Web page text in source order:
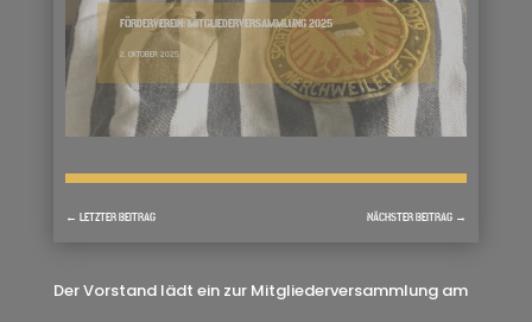
FÖRDERVEREIN: MITGLIEDERVERSAMMLUNG 2025
2. OKTOBER 2025
← LETZTER BEITRAG NÄCHSTER BEITRAG →
Der Vorstand lädt ein zur Mitgliederversammlung am